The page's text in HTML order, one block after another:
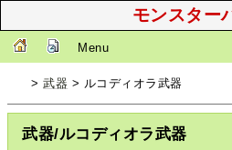
モンスター
Menu
>武器 > ルコディオラ武器
武器/ルコディオラ武器